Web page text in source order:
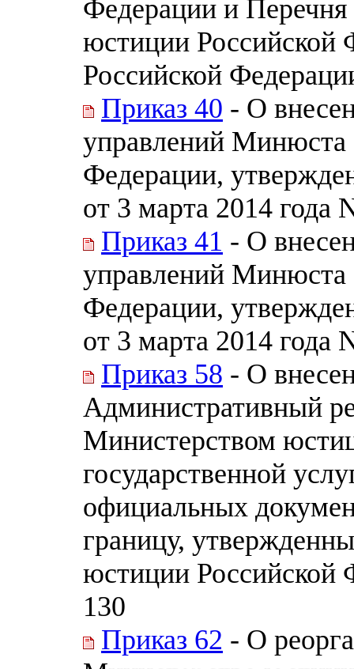
Федерации и
юстиции Российской
Российской
Приказ 40 - О
управлений Минюста
Федерации,
от 3 марта 2014 года
Приказ 41 - О
управлений Минюста
Федерации,
от 3 марта 2014 года
Приказ 58 - О
Административный
Министерством
государственной
официальных
границу,
юстиции Российской
130
Приказ 62 - О